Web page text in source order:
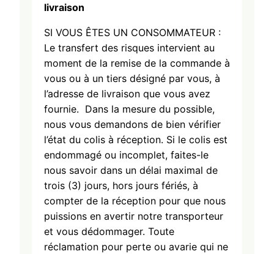
livraison
SI VOUS ÊTES UN CONSOMMATEUR :
Le transfert des risques intervient au
moment de la remise de la commande à
vous ou à un tiers désigné par vous, à
l’adresse de livraison que vous avez
fournie. Dans la mesure du possible,
nous vous demandons de bien vérifier
l’état du colis à réception. Si le colis est
endommagé ou incomplet, faites-le
nous savoir dans un délai maximal de
trois (3) jours, hors jours fériés, à
compter de la réception pour que nous
puissions en avertir notre transporteur
et vous dédommager. Toute
réclamation pour perte ou avarie qui ne